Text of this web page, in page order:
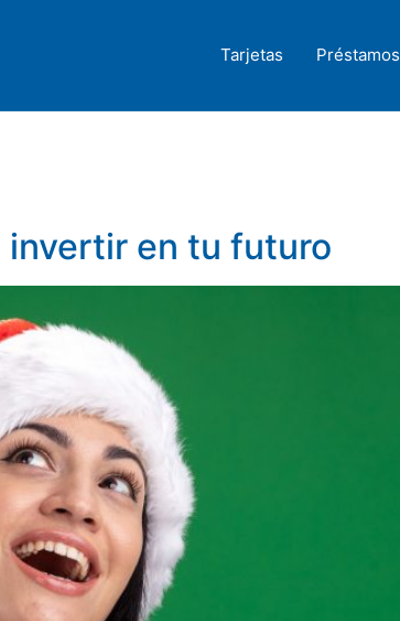
Tarjetas Préstamos
invertir en tu futuro